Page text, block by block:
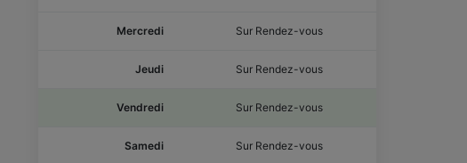
Mercredi Sur Rendez-vous
Jeudi Sur Rendez-vous
Vendredi Sur Rendez-vous
Samedi Sur Rendez-vous